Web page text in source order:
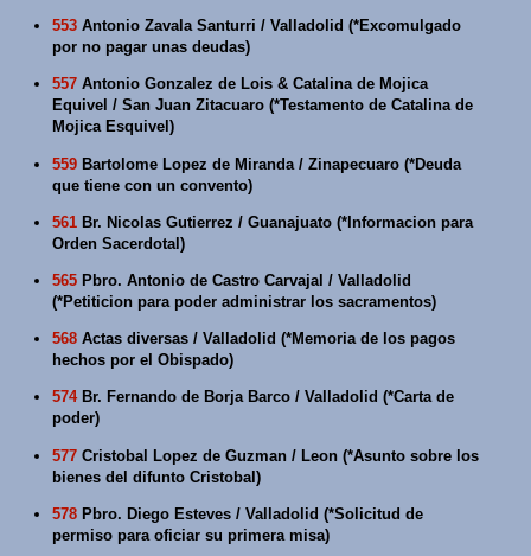
553 Antonio Zavala Santurri / Valladolid (*Excomulgado
por no pagar unas deudas)
557 Antonio Gonzalez de Lois & Catalina de Mojica
Equivel / San Juan Zitacuaro (*Testamento de Catalina de
Mojica Esquivel)
559 Bartolome Lopez de Miranda / Zinapecuaro (*Deuda
que tiene con un convento)
561 Br. Nicolas Gutierrez / Guanajuato (*Informacion para
Orden Sacerdotal)
565 Pbro. Antonio de Castro Carvajal / Valladolid
(*Petiticion para poder administrar los sacramentos)
568 Actas diversas / Valladolid (*Memoria de los pagos
hechos por el Obispado)
574Br. Fernando de Borja Barco / Valladolid (*Carta de
poder)
577 Cristobal Lopez de Guzman / Leon (*Asunto sobre los
bienes del difunto Cristobal)
578 Pbro. Diego Esteves / Valladolid (*Solicitud de
permiso para oficiar su primera misa)